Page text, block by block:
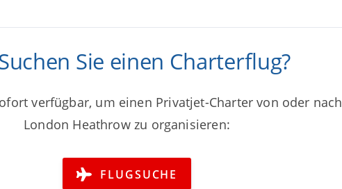
Sie einen Charterflug?
verfügbar, um einen Privatjet-Charter von oder nach
London Heathrow zu organisieren:
FLUGSUCHE